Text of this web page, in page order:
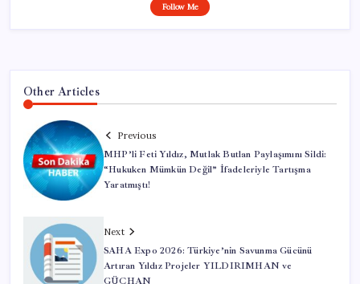
Follow Me
Other Articles
Previous
MHP’li Feti Yıldız, Mutlak Butlan Paylaşımını Sildi:
“Hukuken Mümkün Değil” İfadeleriyle Tartışma
Yaratmıştı!
Next
SAHA Expo 2026: Türkiye’nin Savunma Gücünü
Artıran Yıldız Projeler YILDIRIMHAN ve
GÜÇHAN